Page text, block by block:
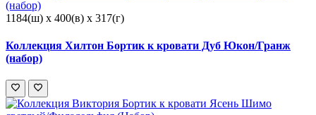
1184(ш) x 400(в) x 317(г)
Коллекция Хилтон Бортик к кровати Дуб Юкон/Гранж
(набор)